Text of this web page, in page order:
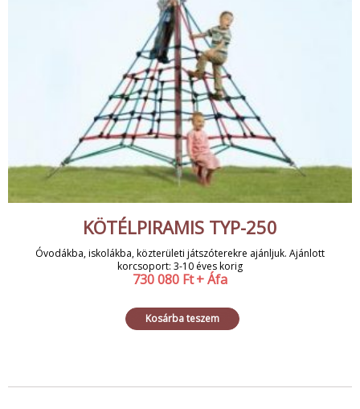
KÖTÉLPIRAMIS TYP-250
Óvodákba, iskolákba, közterületi játszóterekre ajánljuk. Ajánlott
korcsoport: 3-10 éves korig
730 080 Ft+ Áfa
Kosárba teszem